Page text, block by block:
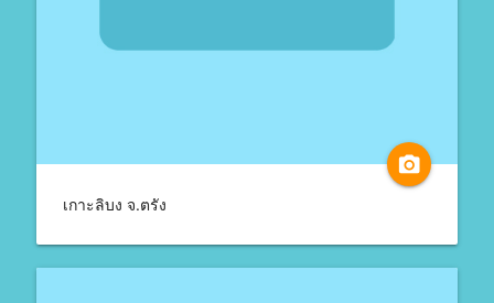
camera_alt
เกาะลิบง จ.ตรัง